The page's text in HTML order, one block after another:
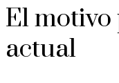
El motivo
actual